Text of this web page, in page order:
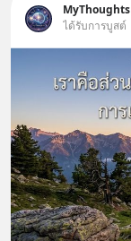
MyThoughts
ได้รับการบูสต์